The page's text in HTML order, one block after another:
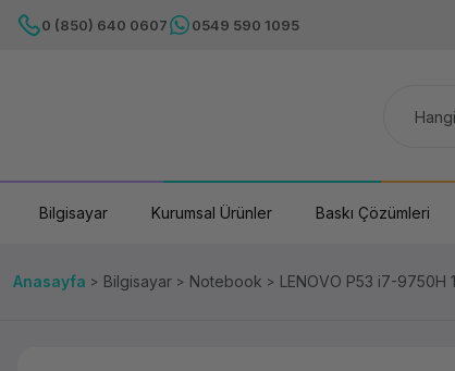
0 (850) 640 0607 0549 590 1095
Bilgisayar Kurumsal Ürünler Baskı Çözümleri
Anasayfa Bilgisayar Notebook LENOVO P53 i7-9750H